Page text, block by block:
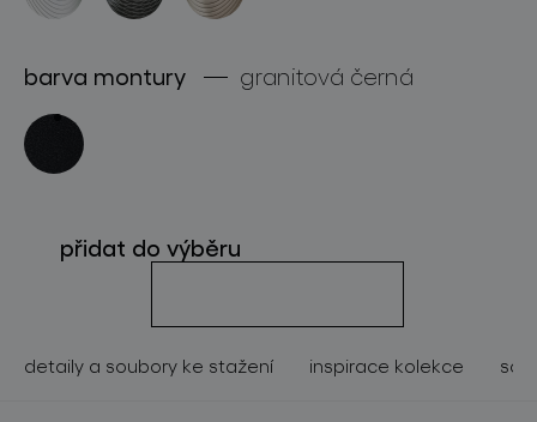
store locator
sledujte nás
barva montury granitová černá
přidat do výběru
detaily a soubory ke stažení inspirace kolekce